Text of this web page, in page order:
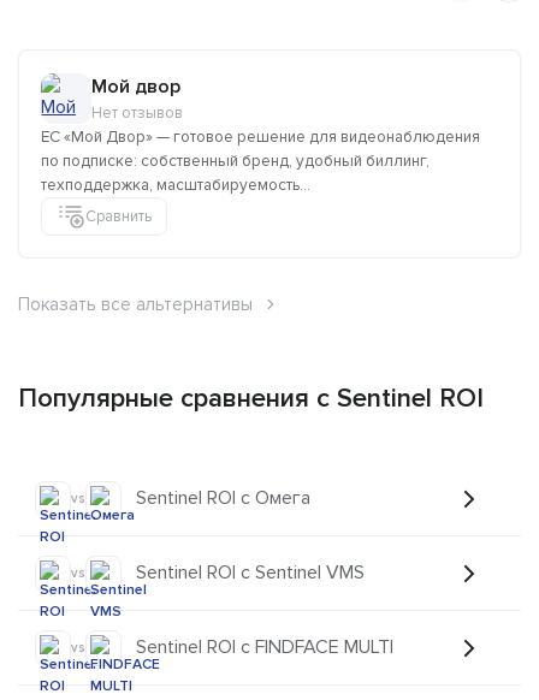
Мой двор
Нет отзывов
ЕС «Мой Двор» — готовое решение для видеонаблюдения
по подписке: собственный бренд, удобный биллинг,
техподдержка, масштабируемость...
Сравнить
Показать все альтернативы
Популярные сравнения с Sentinel ROI
vs Sentinel ROI с Омега
vs Sentinel ROI с Sentinel VMS
vs Sentinel ROI с FINDFACE MULTI